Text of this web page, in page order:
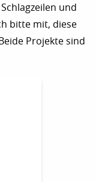
und
bitte mit, diese
Projekte sind